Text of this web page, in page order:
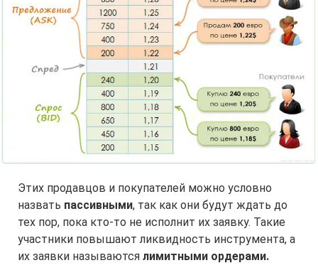
Этих продавцов и покупателей можно условно
назвать пассивными, так как они будут ждать до
тех пор, пока кто-то не исполнит их заявку. Такие
участники повышают ликвидность инструмента, а
их заявки называются лимитными ордерами.